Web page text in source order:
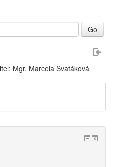
Mgr. Marcela Svatáková